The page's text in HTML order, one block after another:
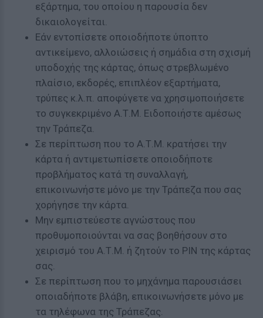
εξάρτημα, του οποίου η παρουσία δεν
δικαιολογείται.
Εάν εντοπίσετε οποιοδήποτε ύποπτο
αντικείμενο, αλλοιώσεις ή σημάδια στη σχισμή
υποδοχής της κάρτας, όπως στρεβλωμένο
πλαίσιο, εκδορές, επιπλέον εξαρτήματα,
τρύπες κ.λ.π. αποφύγετε να χρησιμοποιήσετε
το συγκεκριμένο Α.Τ.Μ. Ειδοποιήστε αμέσως
την Τράπεζα.
Σε περίπτωση που το Α.Τ.Μ. κρατήσει την
κάρτα ή αντιμετωπίσετε οποιοδήποτε
προβλήματος κατά τη συναλλαγή,
επικοινωνήστε μόνο με την Τράπεζα που σας
χορήγησε την κάρτα.
Μην εμπιστεύεστε αγνώστους που
προθυμοποιούνται να σας βοηθήσουν στο
χειρισμό του Α.Τ.Μ. ή ζητούν το ΡΙΝ της κάρτας
σας.
Σε περίπτωση που το μηχάνημα παρουσιάσει
οποιαδήποτε βλάβη, επικοινωνήσετε μόνο με
τα τηλέφωνα της Τράπεζας.